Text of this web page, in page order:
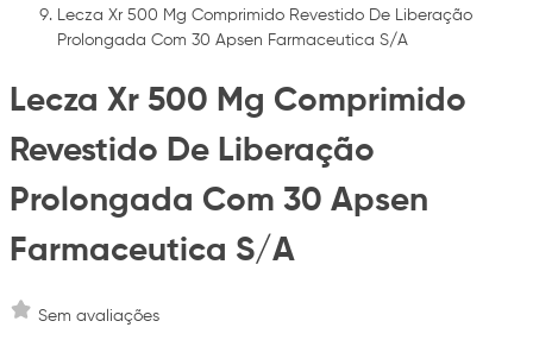
Lecza Xr 500 Mg Comprimido Revestido De Liberação
Prolongada Com 30 Apsen Farmaceutica S/A
Lecza Xr 500 Mg Comprimido
Revestido De Liberação
Prolongada Com 30 Apsen
Farmaceutica S/A
Sem avaliações